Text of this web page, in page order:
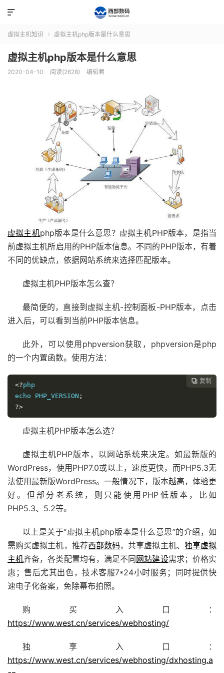

虚拟主机知识  虚拟主机php版本是什么意思
虚拟主机php版本是什么意思
2020-04-10 阅读(2628) 编辑君
虚拟主机php版本是什么意思？虚拟主机PHP版本，是指当
前虚拟主机所启用的PHP版本信息。不同的PHP版本，有着
不同的优缺点，依据网站系统来选择匹配版本。
虚拟主机PHP版本怎么查？
最简便的，直接到虚拟主机-控制面板-PHP版本，点击
进入后，可以看到当前PHP版本信息。
此外，可以使用phpversion获取，phpversion是php
的一个内置函数。使用方法：
 复制
<?php
echo PHP_VERSION ;
?>
虚拟主机PHP版本怎么选？
虚拟主机PHP版本，以网站系统来决定。如最新版的
WordPress，使用PHP7.0或以上，速度更快，而PHP5.3无
法使用最新版WordPress。一般情况下，版本越高，体验更
好。但部分老系统，则只能使用PHP低版本，比如
PHP5.3、5.2等。
以上是关于“虚拟主机php版本是什么意思”的介绍，如
需购买虚拟主机，推荐西部数码，共享虚拟主机、 独享虚拟
主机齐备，各类配置均有，满足不同 网站建设需求；价格实
惠；售后尤其出色，技术客服7*24小时服务；同时提供快
速电子化备案，免除幕布拍照。
购买入口：
https://www.west.cn/services/webhosting/
独享入口：
https://www.west.cn/services/webhosting/dxhosting.a